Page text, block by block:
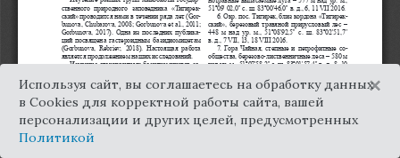
Используя сайт, вы соглашаетесь на обработку данных
в Cookies для корректной работы сайта, вашей
персонализации и других целей, предусмотренных
Политикой
×